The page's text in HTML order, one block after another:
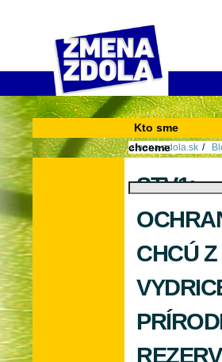
Kto sme
chceme
zmena-zdola.sk /
vyhľadávanie...
STV1:
CHCÚ Z